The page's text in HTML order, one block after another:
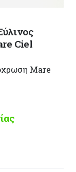
Ciel
Mare